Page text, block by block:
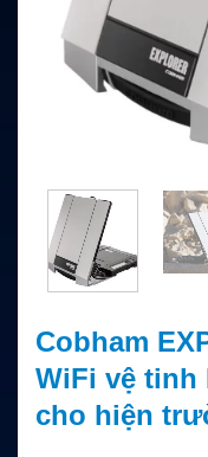
Cobham
WiFi vệ tinh
cho hiện